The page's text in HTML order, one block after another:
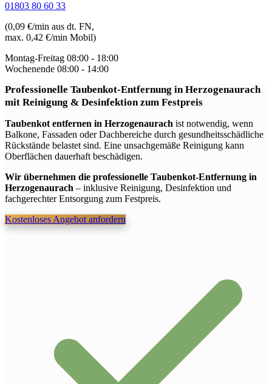
01803 80 60 33
(0,09 €/min aus dt. FN,
max. 0,42 €/min Mobil)
Montag-Freitag 08:00 - 18:00
Wochenende 08:00 - 14:00
Professionelle Taubenkot-Entfernung in Herzogenaurach
mit Reinigung & Desinfektion zum Festpreis
Taubenkot entfernen in Herzogenaurach ist notwendig, wenn
Balkone, Fassaden oder Dachbereiche durch gesundheitsschädliche
Rückstände belastet sind. Eine unsachgemäße Reinigung kann
Oberflächen dauerhaft beschädigen.
Wir übernehmen die professionelle Taubenkot-Entfernung in
Herzogenaurach– inklusive Reinigung, Desinfektion und
fachgerechter Entsorgung zum Festpreis.
Kostenloses Angebot anfordern